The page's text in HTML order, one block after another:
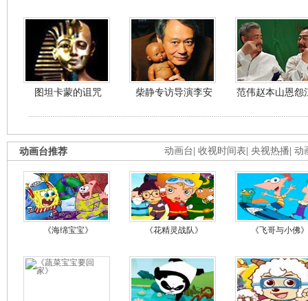
图坦卡蒙的诅咒 柴静专访导演李安 范伟赵本山恩怨
动画台 收视时间表 央视热播 动
动画台推荐
《海绵宝宝》 《花精灵战队》 《飞哥与小佛》